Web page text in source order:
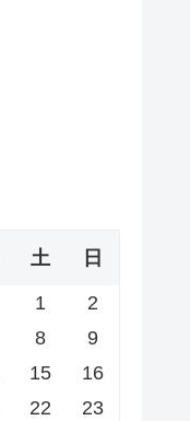
土 日
1
2
8
9
15
16
22
23